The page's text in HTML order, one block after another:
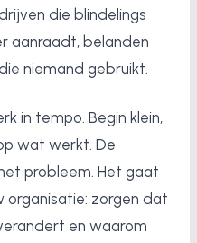
die blindelings
aanraadt, belanden
niemand gebruikt.
in tempo. Begin klein,
wat werkt. De
probleem. Het gaat
organisatie: zorgen dat
en waarom